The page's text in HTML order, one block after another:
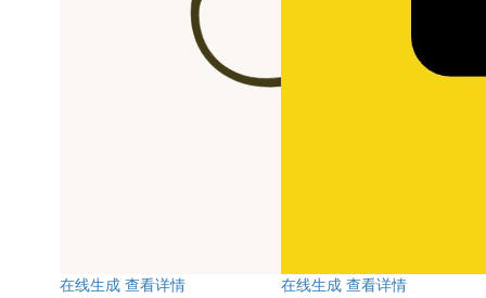
在线生成 查看详情
在线生成 查看详情